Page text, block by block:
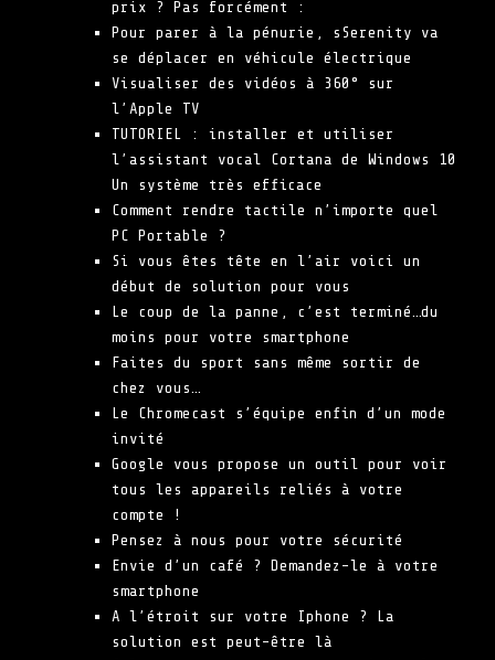
prix ? Pas forcément :
Pour parer à la pénurie, sSerenity va
se déplacer en véhicule électrique
Visualiser des vidéos à 360° sur
l’Apple TV
TUTORIEL : installer et utiliser
l’assistant vocal Cortana de Windows 10
Un système très efficace
Comment rendre tactile n’importe quel
PC Portable ?
Si vous êtes tête en l’air voici un
début de solution pour vous
Le coup de la panne, c’est terminé…du
moins pour votre smartphone
Faites du sport sans même sortir de
chez vous…
Le Chromecast s’équipe enfin d’un mode
invité
Google vous propose un outil pour voir
tous les appareils reliés à votre
compte !
Pensez à nous pour votre sécurité
Envie d’un café ? Demandez-le à votre
smartphone
A l’étroit sur votre Iphone ? La
solution est peut-être là